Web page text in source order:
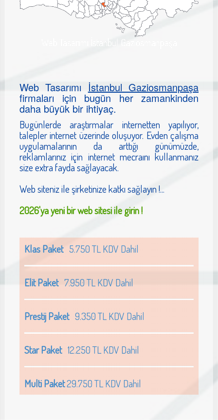
Web Tasarımı İstanbul Gaziosmanpaşa
Web Tasarımıİstanbul Gaziosmanpaşa
firmaları için bugün her zamankinden
daha büyük bir ihtiyaç.
Bugünlerde araştırmalar internetten yapılıyor,
talepler internet üzerinde oluşuyor. Evden çalışma
uygulamalarının da arttığı günümüzde,
reklamlarınız için internet mecraını kullanmanız
size extra fayda sağlayacak.
Web siteniz ile şirketinize katkı sağlayın !...
2026'ya yeni bir web sitesi ile girin !
Klas Paket5.750 TL KDV Dahil
Elit Paket7.950 TL KDV Dahil
Prestij Paket9.350 TL KDV Dahil
Star Paket12.250 TL KDV Dahil
Multi Paket29.750 TL KDV Dahil